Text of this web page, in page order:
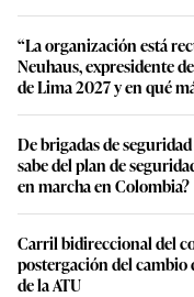
“La organización está
Neuhaus, expresidente
de Lima 2027 y en qué
De brigadas de
sabe del plan de
en marcha en Colombia?
Carril bidireccional del
postergación del cambio
de la ATU